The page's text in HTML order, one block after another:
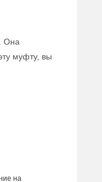
Она
муфту, вы
на